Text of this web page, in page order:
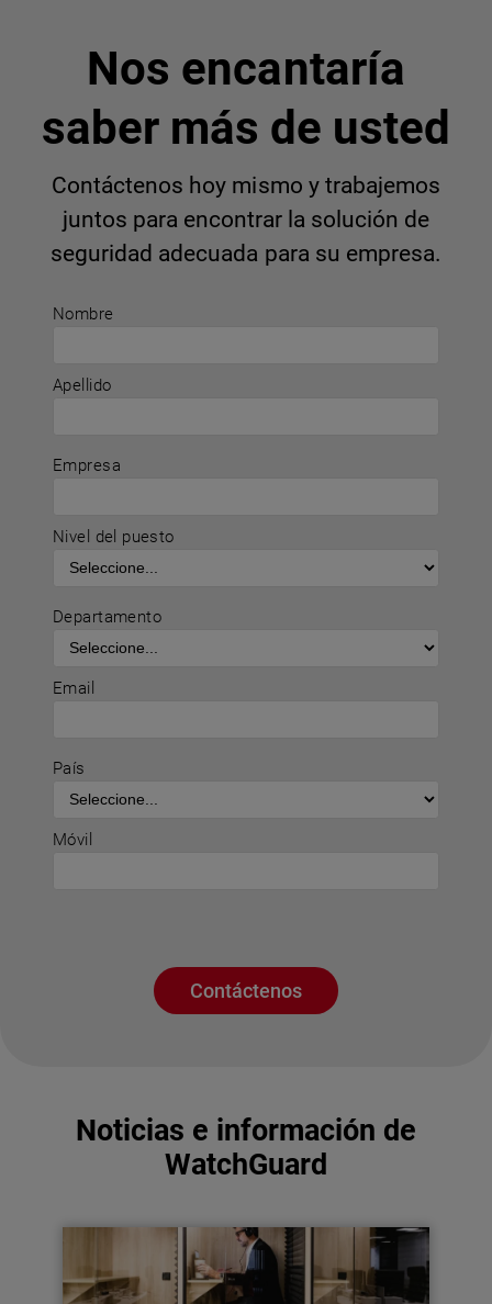
Nombre
Apellido
Empresa
Nivel del puesto
Departamento
Email
País
Móvil
Contáctenos
Nos encantaría
saber más de usted
Contáctenos hoy mismo y trabajemos
juntos para encontrar la solución de
seguridad adecuada para su empresa.
Noticias e información de
WatchGuard